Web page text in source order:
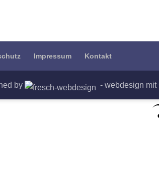
Impressum Kontakt
by - webdesign mit